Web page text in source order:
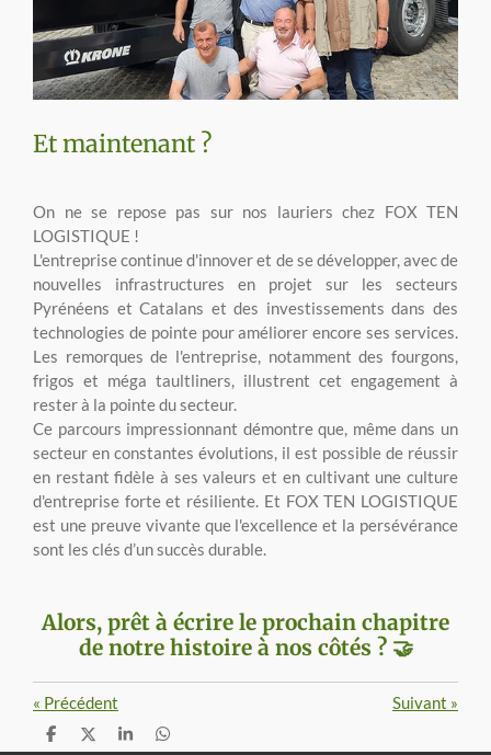
Et maintenant ?
On ne se repose pas sur nos lauriers chez FOX TEN
LOGISTIQUE !
L'entreprise continue d'innover et de se développer, avec de
nouvelles infrastructures en projet sur les secteurs
Pyrénéens et Catalans et des investissements dans des
technologies de pointe pour améliorer encore ses services.
Les remorques de l'entreprise, notamment des fourgons,
frigos et méga taultliners, illustrent cet engagement à
rester à la pointe du secteur.
Ce parcours impressionnant démontre que, même dans un
secteur en constantes évolutions, il est possible de réussir
en restant fidèle à ses valeurs et en cultivant une culture
d'entreprise forte et résiliente. Et FOX TEN LOGISTIQUE
est une preuve vivante que l'excellence et la persévérance
sont les clés d’un succès durable.
Alors, prêt à écrire le prochain chapitre
de notre histoire à nos côtés ? 🤝
« Précédent Suivant »
P
P
P
P